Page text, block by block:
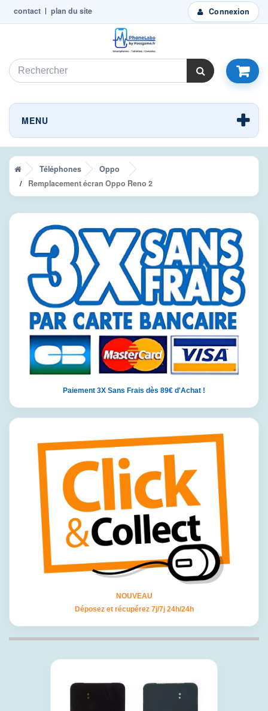
Connexion
contact plan du site
MENU
Téléphones
Oppo
Remplacement écran Oppo Reno 2
Paiement 3X Sans Frais dès 89€ d'Achat !
NOUVEAU
Déposez et récupérez 7j/7j 24h/24h